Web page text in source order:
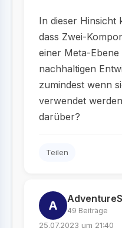
In dieser Hinsicht
dass Zwei-
einer Meta-
nachhaltigen
zumindest wenn
verwendet
darüber?
Teilen
A 49 Beiträge
25.07.2023 um 21:40